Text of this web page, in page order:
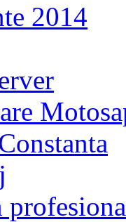
2014